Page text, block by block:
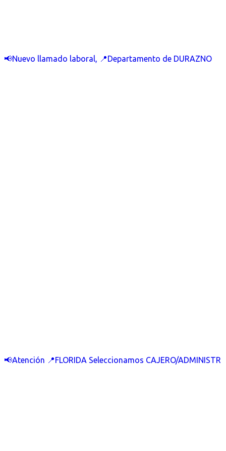
📢Nuevo llamado laboral, 📍Departamento de DURAZNO
📢Atención 📍FLORIDA Seleccionamos CAJERO/ADMINISTR